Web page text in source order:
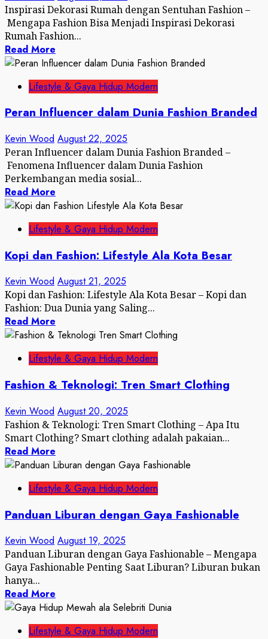
Inspirasi Dekorasi Rumah dengan Sentuhan Fashion –
Mengapa Fashion Bisa Menjadi Inspirasi Dekorasi
Rumah Fashion...
Read More
Lifestyle & Gaya Hidup Modern
Peran Influencer dalam Dunia Fashion Branded
Kevin Wood August 22, 2025
Peran Influencer dalam Dunia Fashion Branded –
Fenomena Influencer dalam Dunia Fashion
Perkembangan media sosial...
Read More
Lifestyle & Gaya Hidup Modern
Kopi dan Fashion: Lifestyle Ala Kota Besar
Kevin Wood August 21, 2025
Kopi dan Fashion: Lifestyle Ala Kota Besar – Kopi dan
Fashion: Dua Dunia yang Saling...
Read More
Lifestyle & Gaya Hidup Modern
Fashion & Teknologi: Tren Smart Clothing
Kevin Wood August 20, 2025
Fashion & Teknologi: Tren Smart Clothing – Apa Itu
Smart Clothing? Smart clothing adalah pakaian...
Read More
Lifestyle & Gaya Hidup Modern
Panduan Liburan dengan Gaya Fashionable
Kevin Wood August 19, 2025
Panduan Liburan dengan Gaya Fashionable – Mengapa
Gaya Fashionable Penting Saat Liburan? Liburan bukan
hanya...
Read More
Lifestyle & Gaya Hidup Modern